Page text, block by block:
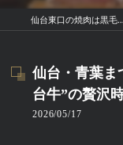
仙台東口の焼肉は黒毛和牛一頭切り 伊達哉
仙台・青葉ま
台牛”の贅沢
2026/05/17